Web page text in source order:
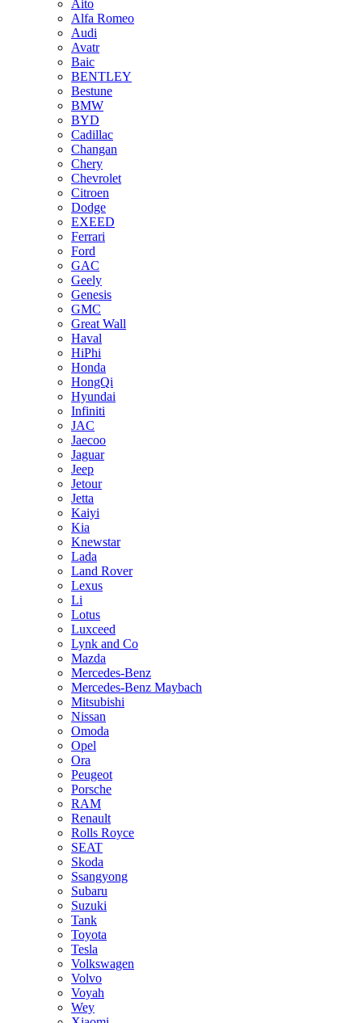
Aito
Alfa Romeo
Audi
Avatr
Baic
BENTLEY
Bestune
BMW
BYD
Cadillac
Changan
Chery
Chevrolet
Citroen
Dodge
EXEED
Ferrari
Ford
GAC
Geely
Genesis
GMC
Great Wall
Haval
HiPhi
Honda
HongQi
Hyundai
Infiniti
JAC
Jaecoo
Jaguar
Jeep
Jetour
Jetta
Kaiyi
Kia
Knewstar
Lada
Land Rover
Lexus
Li
Lotus
Luxceed
Lynk and Co
Mazda
Mercedes-Benz
Mercedes-Benz Maybach
Mitsubishi
Nissan
Omoda
Opel
Ora
Peugeot
Porsche
RAM
Renault
Rolls Royce
SEAT
Skoda
Ssangyong
Subaru
Suzuki
Tank
Toyota
Tesla
Volkswagen
Volvo
Voyah
Wey